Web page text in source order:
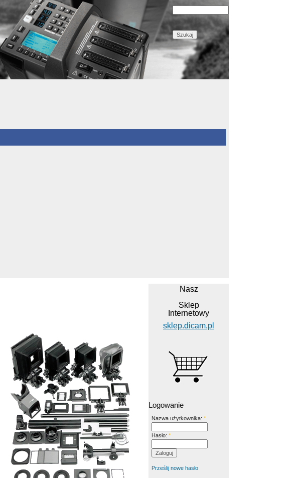
Nasz
Sklep
Internetowy
sklep.dicam.pl
Logowanie
Nazwa użytkownika: *
Hasło: *
Prześlij nowe hasło